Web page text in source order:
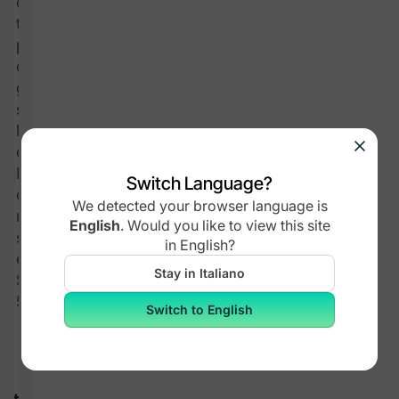
talmente ben
progettata
che si
gestisce da
sola, senza
lavoro extra
da parte tua
Monetizza
con corsi,
membership,
sfide ed
eventi a 48
$/mese o
575+ $/anno
Switch Language?
We detected your browser language is
English. Would you like to view this site
in English?
Stay in Italiano
Switch to English